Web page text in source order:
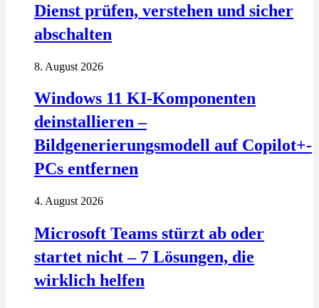
Dienst prüfen, verstehen und sicher
abschalten
8. August 2026
Windows 11 KI-Komponenten
deinstallieren –
Bildgenerierungsmodell auf Copilot+-
PCs entfernen
4. August 2026
Microsoft Teams stürzt ab oder
startet nicht – 7 Lösungen, die
wirklich helfen